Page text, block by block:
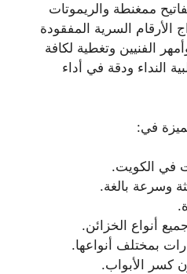
ممغنطة والريموتات
الأرقام السرية المفقودة
الفنيين وتغطية لكافة
النداء ودقة في أداء
في:
في الكويت.
وسرعة بالغة.
أنواع الخزائن.
بمختلف أنواعها.
كسر الأبواب.